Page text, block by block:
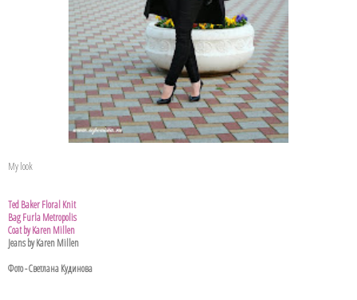
My look
Ted Baker Floral Knit
Bag Furla Metropolis
Coat by Karen Millen
Jeans by Karen Millen
Фото - Светлана Кудинова